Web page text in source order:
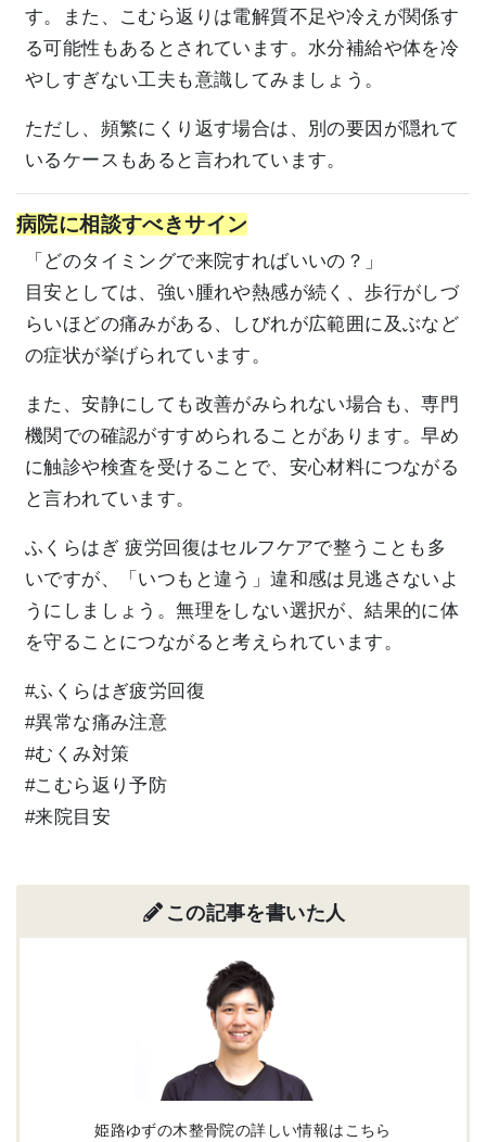
す。また、こむら返りは電解質不足や冷えが関係す
る可能性もあるとされています。水分補給や体を冷
やしすぎない工夫も意識してみましょう。
ただし、頻繁にくり返す場合は、別の要因が隠れて
いるケースもあると言われています。
病院に相談すべきサイン
「どのタイミングで来院すればいいの？」
目安としては、強い腫れや熱感が続く、歩行がしづ
らいほどの痛みがある、しびれが広範囲に及ぶなど
の症状が挙げられています。
また、安静にしても改善がみられない場合も、専門
機関での確認がすすめられることがあります。早め
に触診や検査を受けることで、安心材料につながる
と言われています。
ふくらはぎ 疲労回復はセルフケアで整うことも多
いですが、「いつもと違う」違和感は見逃さないよ
うにしましょう。無理をしない選択が、結果的に体
を守ることにつながると考えられています。
#ふくらはぎ疲労回復
#異常な痛み注意
#むくみ対策
#こむら返り予防
#来院目安
この記事を書いた人
姫路ゆずの木整骨院の詳しい情報はこちら